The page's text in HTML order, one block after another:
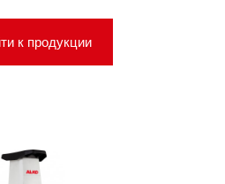
к продукции